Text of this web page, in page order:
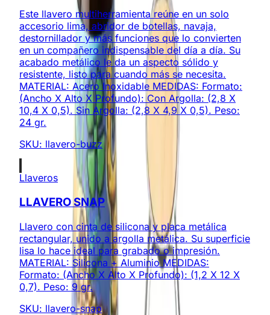
Este llavero multiherramienta reúne en un solo
accesorio lima, abridor de botellas, navaja,
destornillador y más funciones que lo convierten
en un compañero indispensable del día a día. Su
acabado metálico le da un aspecto sólido y
resistente, listo para cuando más se necesita.
MATERIAL: Acero Inoxidable MEDIDAS: Formato:
(Ancho X Alto X Profundo): Con Argolla: (2,8 X
10,4 X 0,5). Sin Argolla: (2,8 X 4,9 X 0,5). Peso:
24 gr.
SKU: llavero-buzz
Llaveros
LLAVERO SNAP
Llavero con cinta de silicona y placa metálica
rectangular, unido a argolla metálica. Su superficie
lisa lo hace ideal para grabado o impresión.
MATERIAL: Silicona + Aluminio MEDIDAS:
Formato: (Ancho X Alto X Profundo): (1,2 X 12 X
0,7). Peso: 9 gr.
SKU: llavero-snap